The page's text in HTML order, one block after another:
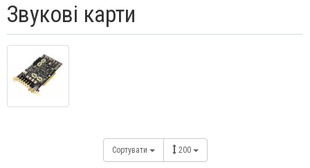
Звукові карти
Сортувати 200